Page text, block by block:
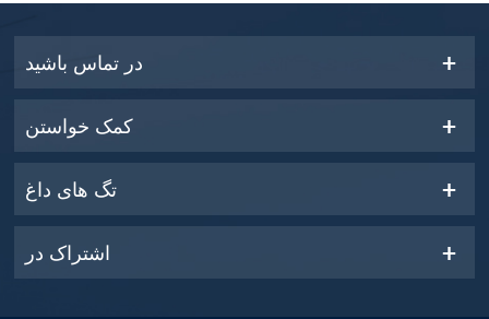
در تماس باشید
کمک خواستن
تگ های داغ
اشتراک در